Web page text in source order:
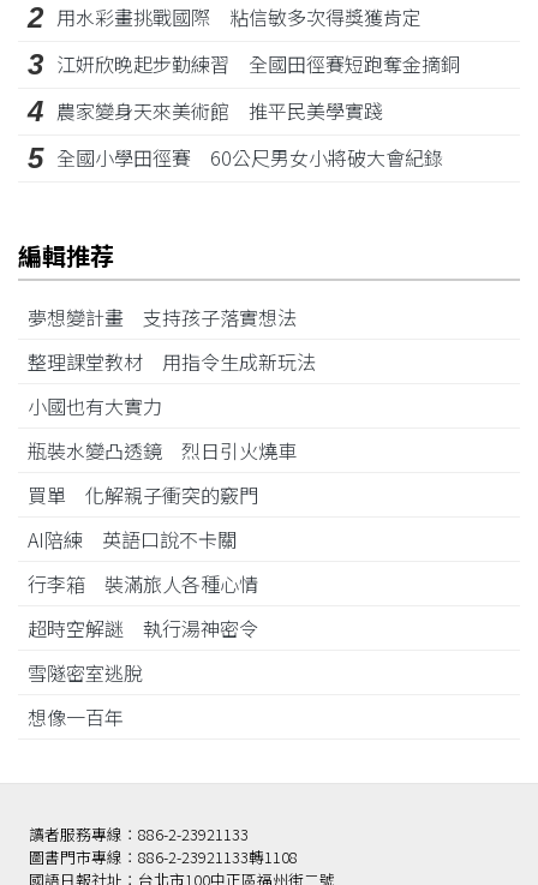
2 用水彩畫挑戰國際 粘信敏多次得獎獲肯定
3 江姸欣晚起步勤練習 全國田徑賽短跑奪金摘銅
4 農家變身天來美術館 推平民美學實踐
5 全國小學田徑賽 60公尺男女小將破大會紀錄
編輯推荐
夢想變計畫 支持孩子落實想法
整理課堂教材 用指令生成新玩法
小國也有大實力
瓶裝水變凸透鏡 烈日引火燒車
買單 化解親子衝突的竅門
AI陪練 英語口說不卡關
行李箱 裝滿旅人各種心情
超時空解謎 執行湯神密令
雪隧密室逃脫
想像一百年
讀者服務專線：886-2-23921133
圖書門市專線：886-2-23921133轉1108
國語日報社址：台北市100中正區福州街二號